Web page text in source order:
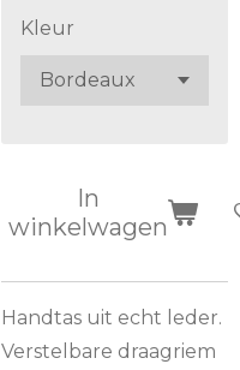
Kleur
In
winkelwagen
Handtas uit echt leder.
Verstelbare draagriem